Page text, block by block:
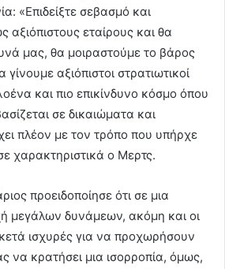
«Επιδείξτε σεβασμό και
αξιόπιστους εταίρους και θα
μας, θα μοιραστούμε το βάρος
αξιόπιστοι στρατιωτικοί
και πιο επικίνδυνο κόσμο όπου
σε δικαιώματα και
πλέον με τον τρόπο που υπήρχε
χαρακτηριστικά ο Μερτς.
προειδοποίησε ότι σε μια
μεγάλων δυνάμεων, ακόμη και οι
ισχυρές για να προχωρήσουν
να κρατήσει μια ισορροπία, όμως,